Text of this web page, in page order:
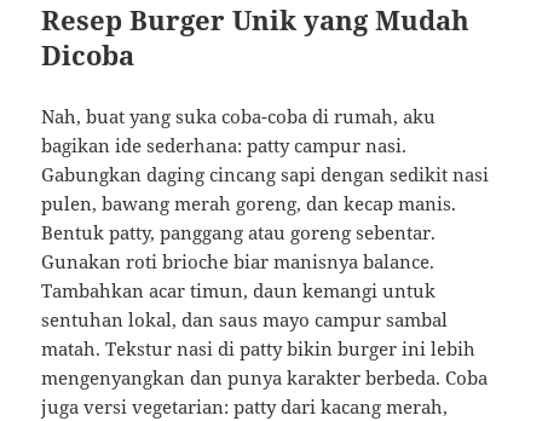
Resep Burger Unik yang Mudah
Dicoba
Nah, buat yang suka coba-coba di rumah, aku
bagikan ide sederhana: patty campur nasi.
Gabungkan daging cincang sapi dengan sedikit nasi
pulen, bawang merah goreng, dan kecap manis.
Bentuk patty, panggang atau goreng sebentar.
Gunakan roti brioche biar manisnya balance.
Tambahkan acar timun, daun kemangi untuk
sentuhan lokal, dan saus mayo campur sambal
matah. Tekstur nasi di patty bikin burger ini lebih
mengenyangkan dan punya karakter berbeda. Coba
juga versi vegetarian: patty dari kacang merah,